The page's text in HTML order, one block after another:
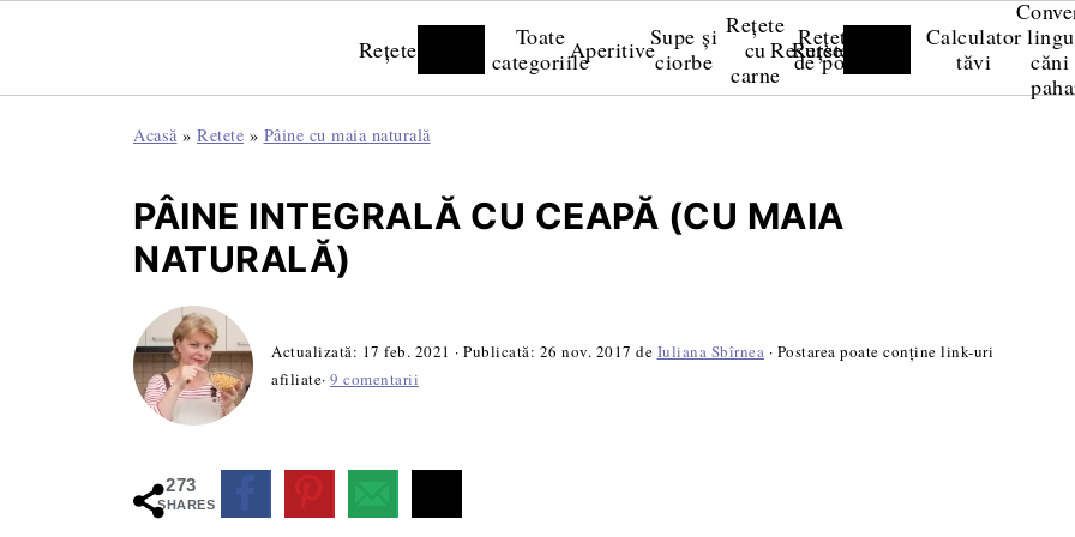
Rețete
Toate
categoriileAperitiveSupe și
ciorbe
Rețete
cu
carne
Rețete
de post
Rețete video
Resurse
Calculator
tăvi
căni
Acasă » Retete » Pâine cu maia naturală
PÂINE INTEGRALĂ CU CEAPĂ (CU MAIA
NATURALĂ)
Actualizată: 17 feb. 2021 · Publicată: 26 nov. 2017 de Iuliana Sbîrnea · Postarea poate conține link-uri
afiliate· 9 comentarii
273
SHARES